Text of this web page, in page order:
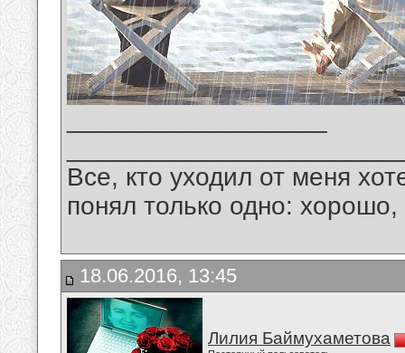
Все, кто уходил от меня
понял только одно:
18.06.2016, 13:45
Лилия Баймухаметова